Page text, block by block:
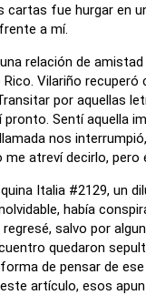
cartas fue hurgar en
a mí.
relación de
Vilariño
por aquellas
Sentí aquella
nos
atreví decirlo, pero
Italia #2129, un
había
salvo por
quedaron
de pensar de
artículo, esos